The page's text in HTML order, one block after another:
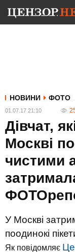
НОВИНИ ФОТО
01.07.17 21:10
Дівчат,
Москві
чистими
У Москві
поодинокі
Як повідомляє